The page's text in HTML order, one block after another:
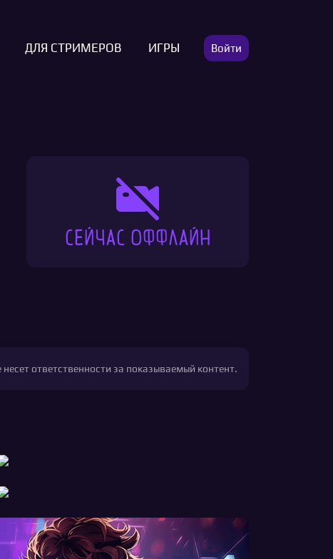
Войти
ДЛЯ СТРИМЕРОВ ИГРЫ
ответственности за показываемый контент.
Сейчас оффлайн